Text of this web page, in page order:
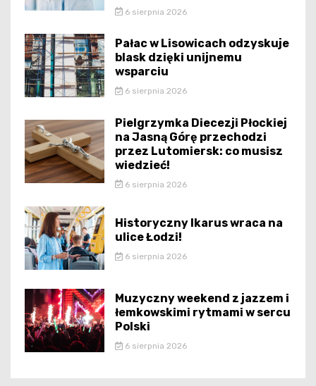
6 sierpnia 2026
Pałac w Lisowicach odzyskuje
blask dzięki unijnemu
wsparciu
6 sierpnia 2026
Pielgrzymka Diecezji Płockiej
na Jasną Górę przechodzi
przez Lutomiersk: co musisz
wiedzieć!
6 sierpnia 2026
Historyczny Ikarus wraca na
ulice Łodzi!
6 sierpnia 2026
Muzyczny weekend z jazzem i
łemkowskimi rytmami w sercu
Polski
6 sierpnia 2026